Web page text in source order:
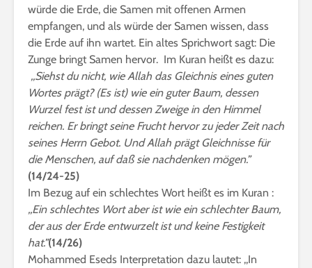
würde die Erde, die Samen mit offenen Armen
empfangen, und als würde der Samen wissen, dass
die Erde auf ihn wartet. Ein altes Sprichwort sagt: Die
Zunge bringt Samen hervor. Im Kuran heißt es dazu:
,,Siehst du nicht, wie Allah das Gleichnis eines guten
Wortes prägt? (Es ist) wie ein guter Baum, dessen
Wurzel fest ist und dessen Zweige in den Himmel
reichen. Er bringt seine Frucht hervor zu jeder Zeit nach
seines Herrn Gebot. Und Allah prägt Gleichnisse für
die Menschen, auf daß sie nachdenken mögen.”
(14/24-25)
Im Bezug auf ein schlechtes Wort heißt es im Kuran :
,,Ein schlechtes Wort aber ist wie ein schlechter Baum,
der aus der Erde entwurzelt ist und keine Festigkeit
hat.”(14/26)
Mohammed Eseds Interpretation dazu lautet: ,,In